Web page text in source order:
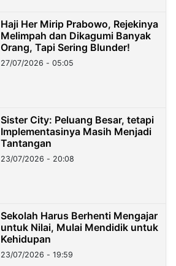
Haji Her Mirip Prabowo, Rejekinya
Melimpah dan Dikagumi Banyak
Orang, Tapi Sering Blunder!
27/07/2026 - 05:05
Sister City: Peluang Besar, tetapi
Implementasinya Masih Menjadi
Tantangan
23/07/2026 - 20:08
Sekolah Harus Berhenti Mengajar
untuk Nilai, Mulai Mendidik untuk
Kehidupan
23/07/2026 - 19:59